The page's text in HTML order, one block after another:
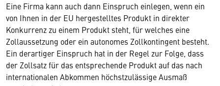
Eine Firma kann auch dann Einspruch einlegen, wenn ein
von Ihnen in der EU hergestelltes Produkt in direkter
Konkurrenz zu einem Produkt steht, für welches eine
Zollaussetzung oder ein autonomes Zollkontingent besteht.
Ein derartiger Einspruch hat in der Regel zur Folge, dass
der Zollsatz für das entsprechende Produkt auf das nach
internationalen Abkommen höchstzulässige Ausmaß